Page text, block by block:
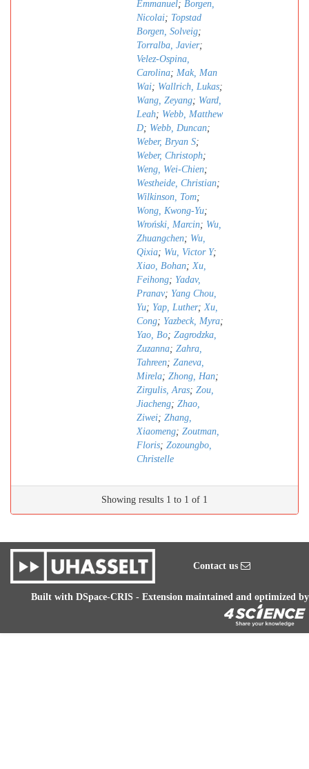
Emmanuel; Borgen,
Nicolai; Topstad
Borgen, Solveig;
Torralba, Javier;
Velez-Ospina,
Carolina; Mak, Man
Wai; Wallrich, Lukas;
Wang, Zeyang; Ward,
Leah; Webb, Matthew
D; Webb, Duncan;
Weber, Bryan S;
Weber, Christoph;
Weng, Wei-Chien;
Westheide, Christian;
Wilkinson, Tom;
Wong, Kwong-Yu;
Wroński, Marcin; Wu,
Zhuangchen; Wu,
Qixia; Wu, Victor Y;
Xiao, Bohan;Xu,
Feihong; Yadav,
Pranav; Yang Chou,
Yu; Yap, Luther;Xu,
Cong; Yazbeck, Myra;
Yao, Bo; Zagrodzka,
Zuzanna; Zahra,
Tahreen; Zaneva,
Mirela; Zhong, Han;
Zirgulis, Aras; Zou,
Jiacheng; Zhao,
Ziwei; Zhang,
Xiaomeng; Zoutman,
Floris; Zozoungbo,
Christelle
Showing results 1 to 1 of 1
Contact us
Built with DSpace-CRIS - Extension maintained and optimized by